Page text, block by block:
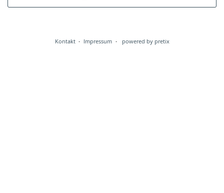
Kontakt Impressum powered by pretix